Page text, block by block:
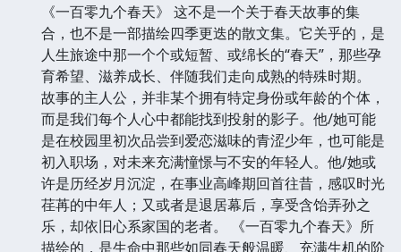
《一百零九个春天》 这不是一个关于春天故事的集
合，也不是一部描绘四季更迭的散文集。它关乎的，是
人生旅途中那一个个或短暂、或绵长的“春天”，那些孕
育希望、滋养成长、伴随我们走向成熟的特殊时期。
故事的主人公，并非某个拥有特定身份或年龄的个体，
而是我们每个人心中都能找到投射的影子。他/她可能
是在校园里初次品尝到爱恋滋味的青涩少年，也可能是
初入职场，对未来充满憧憬与不安的年轻人。他/她或
许是历经岁月沉淀，在事业高峰期回首往昔，感叹时光
荏苒的中年人；又或者是退居幕后，享受含饴弄孙之
乐，却依旧心系家国的老者。 《一百零九个春天》所
描绘的，是生命中那些如同春天般温暖、充满生机的阶